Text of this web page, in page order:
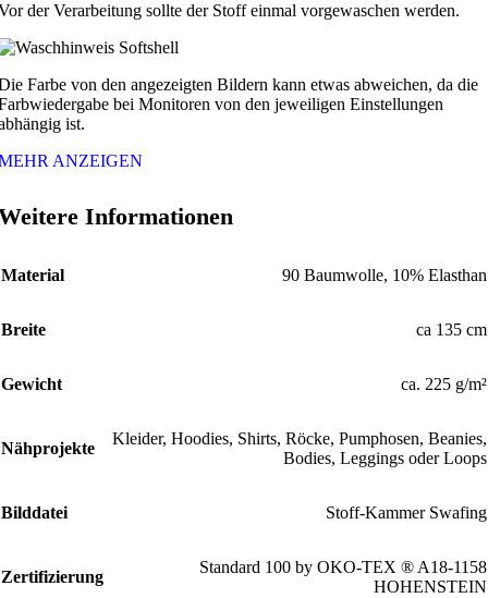
der Verarbeitung sollte der Stoff einmal vorgewaschen werden.
Farbe von den angezeigten Bildern kann etwas abweichen, da die
bei Monitoren von den jeweiligen Einstellungen
ist.
ANZEIGEN
Informationen
Material 90 Baumwolle, 10% Elasthan
Breite ca 135 cm
Gewicht ca. 225 g/m²
Nähprojekte
Kleider, Hoodies, Shirts, Röcke, Pumphosen, Beanies,
Bodies, Leggings oder Loops
Bilddatei Stoff-Kammer Swafing
Zertifizierung
Standard 100 by OKO-TEX ® A18-1158
HOHENSTEIN